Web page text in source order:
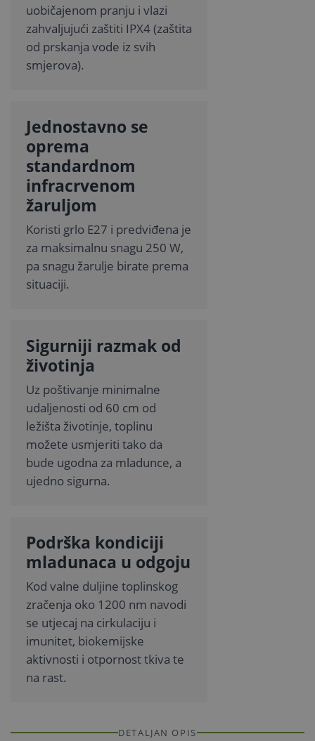
uobičajenom pranju i vlazi
zahvaljujući zaštiti IPX4 (zaštita
od prskanja vode iz svih
smjerova).
Jednostavno se
oprema
standardnom
infracrvenom
žaruljom
Koristi grlo E27 i predviđena je
za maksimalnu snagu 250 W,
pa snagu žarulje birate prema
situaciji.
Sigurniji razmak od
životinja
Uz poštivanje minimalne
udaljenosti od 60 cm od
ležišta životinje, toplinu
možete usmjeriti tako da
bude ugodna za mladunce, a
ujedno sigurna.
Podrška kondiciji
mladunaca u odgoju
Kod valne duljine toplinskog
zračenja oko 1200 nm navodi
se utjecaj na cirkulaciju i
imunitet, biokemijske
aktivnosti i otpornost tkiva te
na rast.
DETALJAN OPIS